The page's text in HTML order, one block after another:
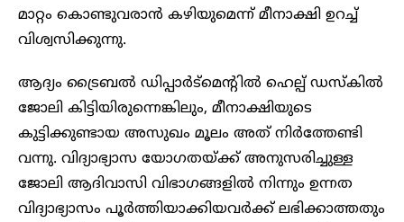
മാറ്റം കൊണ്ടുവരാൻ കഴിയുമെന്ന് മീനാക്ഷി ഉറച്ച്
വിശ്വസിക്കുന്നു.
ആദ്യം ട്രൈബൽ ഡിപ്പാർട്മെന്റിൽ ഹെല്പ് ഡസ്കിൽ
ജോലി കിട്ടിയിരുന്നെങ്കിലും, മീനാക്ഷിയുടെ
കുട്ടിക്കുണ്ടായ അസുഖം മൂലം അത് നിർത്തേണ്ടി
വന്നു. വിദ്യാഭ്യാസ യോഗതയ്ക്ക് അനുസരിച്ചുള്ള
ജോലി ആദിവാസി വിഭാഗങ്ങളിൽ നിന്നും ഉന്നത
വിദ്യാഭ്യാസം പൂർത്തിയാക്കിയവർക്ക് ലഭിക്കാത്തതും